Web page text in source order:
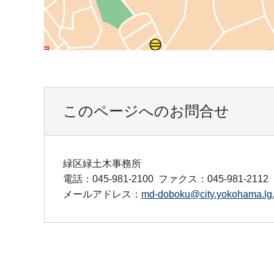
このページへのお問合せ
緑区緑土木事務所
電話：045-981-2100 ファクス：045-981-2112
メールアドレス： md-